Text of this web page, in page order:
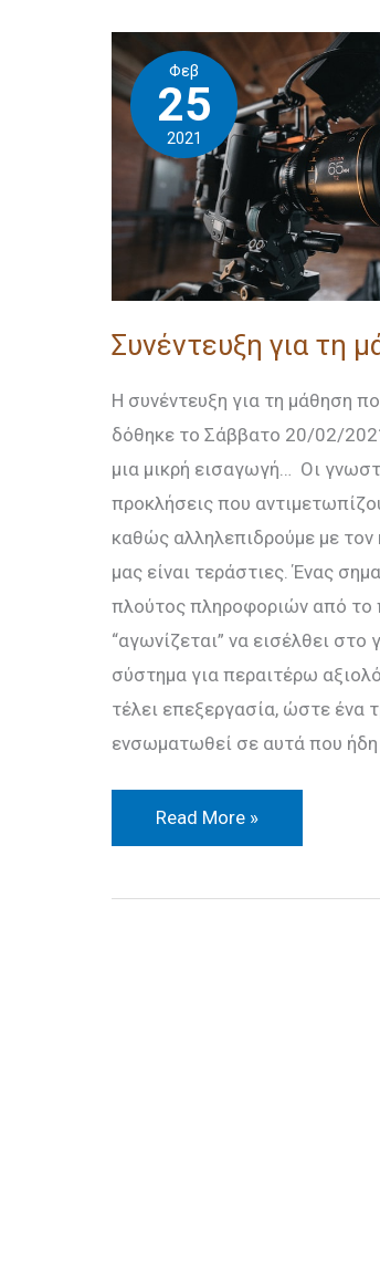
Φεβ
25
2021
Συνέντευξη για τη
Η συνέντευξη για τη μάθηση
δόθηκε το Σάββατο 20/02/
μια μικρή εισαγωγή… Οι
προκλήσεις που
καθώς αλληλεπιδρούμε με
μας είναι τεράστιες. Ένας
πλούτος πληροφοριών από το
“αγωνίζεται” να εισέλθει στο
σύστημα για περαιτέρω
τέλει επεξεργασία, ώστε ένα
ενσωματωθεί σε αυτά που ήδη
Συνέντευξη
για
τη
μάθηση
Read More »